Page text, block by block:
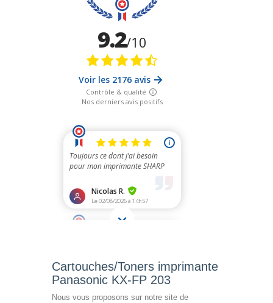
Cartouches/Toners imprimante
Panasonic KX-FP 203
Nous vous proposons sur notre site de